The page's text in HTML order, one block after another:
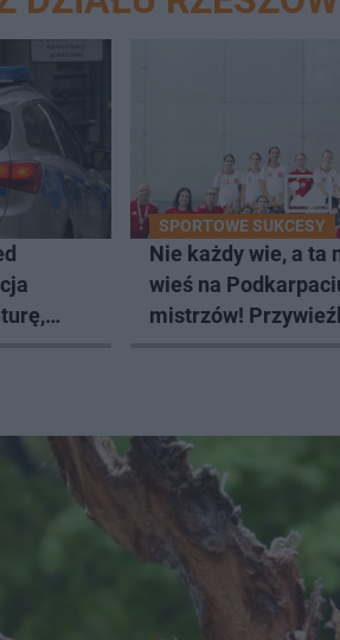
SPORTOWE SUKCESY
Nie każdy wie, a ta
wieś na
mistrzów!